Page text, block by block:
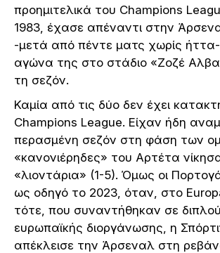
προημιτελικά του Champions
1983, έχασε απέναντι στην
-μετά από πέντε ματς χωρίς
αγώνα της στο στάδιο «Ζοζέ
τη σεζόν.
Καμία από τις δύο δεν έχει
Champions League. Είχαν ήδη
περασμένη σεζόν στη φάση των
«κανονιέρηδες» του Αρτέτα
«λιοντάρια» (1-5). Όμως οι
ως οδηγό το 2023, όταν, στο
τότε, που συναντήθηκαν σε
ευρωπαϊκής διοργάνωσης, η
απέκλεισε την Άρσεναλ στη